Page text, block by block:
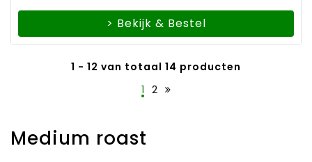
> Bekijk & Bestel
1 - 12 van totaal 14 producten
1 2
Medium roast